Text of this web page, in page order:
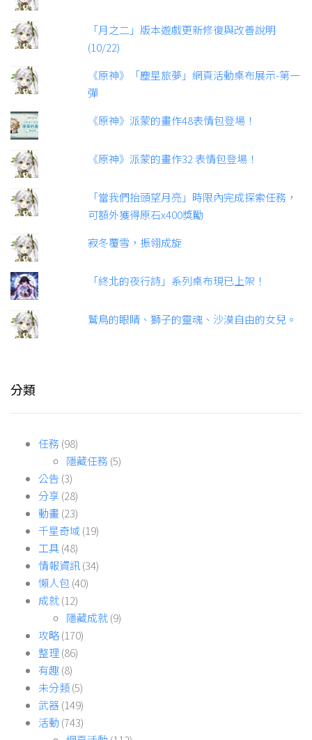
「月之二」版本遊戲更新修復與改善說明
(10/22)
《原神》「塵星旅夢」網頁活動桌布展示-第一
彈
《原神》派蒙的畫作48表情包登場！
《原神》派蒙的畫作32 表情包登場！
「當我們抬頭望月亮」時限內完成探索任務，
可額外獲得原石x400獎勵
寂冬覆雪，振翎成旋
「終北的夜行詩」系列桌布現已上架！
鷲鳥的眼睛、獅子的靈魂、沙漠自由的女兒。
分類
任務 (98)
隱藏任務 (5)
公告 (3)
分享(28)
動畫(23)
千星奇域 (19)
工具(48)
情報資訊(34)
懶人包(40)
成就(12)
隱藏成就(9)
攻略(170)
整理(86)
有趣(8)
未分類(5)
武器(149)
活動 (743)